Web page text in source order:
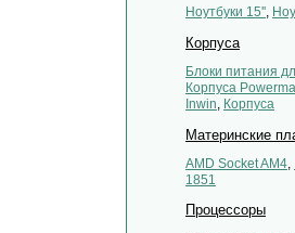
Ноутбуки 15'',
Корпуса
Блоки питания
Корпуса
Inwin, Корпуса
Материнские
AMD Socket AM4,
1851
Процессоры